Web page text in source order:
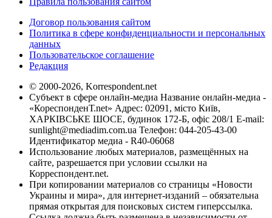
Договор пользования сайтом
Политика в сфере конфиденциальности и персональных
данных
Пользовательское соглашение
Редакция
© 2000-2026, Korrespondent.net
Субъект в сфере онлайн-медиа Название онлайн-медиа -
«КореспонденТ.net» Адрес: 02091, місто Київ,
ХАРКІВСЬКЕ ШОСЕ, будинок 172-Б, офіс 208/1 E-mail:
sunlight@mediadim.com.ua Телефон: 044-205-43-00
Идентификатор медиа - R40-06068
Использование любых материалов, размещённых на
сайте, разрешается при условии ссылки на
Корреспондент.net.
При копировании материалов со страницы «Новости
Украины и мира», для интернет-изданий – обязательна
прямая открытая для поисковых систем гиперссылка.